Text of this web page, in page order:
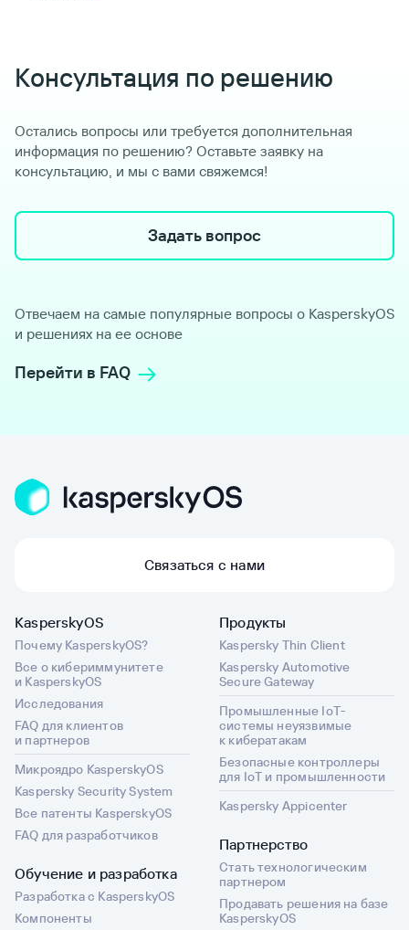
Консультация по решению
Остались вопросы или требуется дополнительная
информация по решению? Оставьте заявку на
консультацию, и мы с вами свяжемся!
Задать вопрос
Отвечаем на самые популярные вопросы о KasperskyOS
и решениях на ее основе
Перейти в FAQ
Связаться с нами
KasperskyOS
Почему KasperskyOS?
Все о кибериммунитете
и KasperskyOS
Исследования
FAQ для клиентов
и партнеров
Микроядро KasperskyOS
Kaspersky Security System
Все патенты KasperskyOS
FAQ для разработчиков
Обучение и разработка
Разработка с KasperskyOS
Компоненты
Продукты
Kaspersky Thin Client
Kaspersky Automotive
Secure Gateway
Промышленные IoT-
системы неуязвимые
к кибератакам
Безопасные контроллеры
для IoT и промышленности
Kaspersky Appicenter
Партнерство
Стать технологическим
партнером
Продавать решения на базе
KasperskyOS